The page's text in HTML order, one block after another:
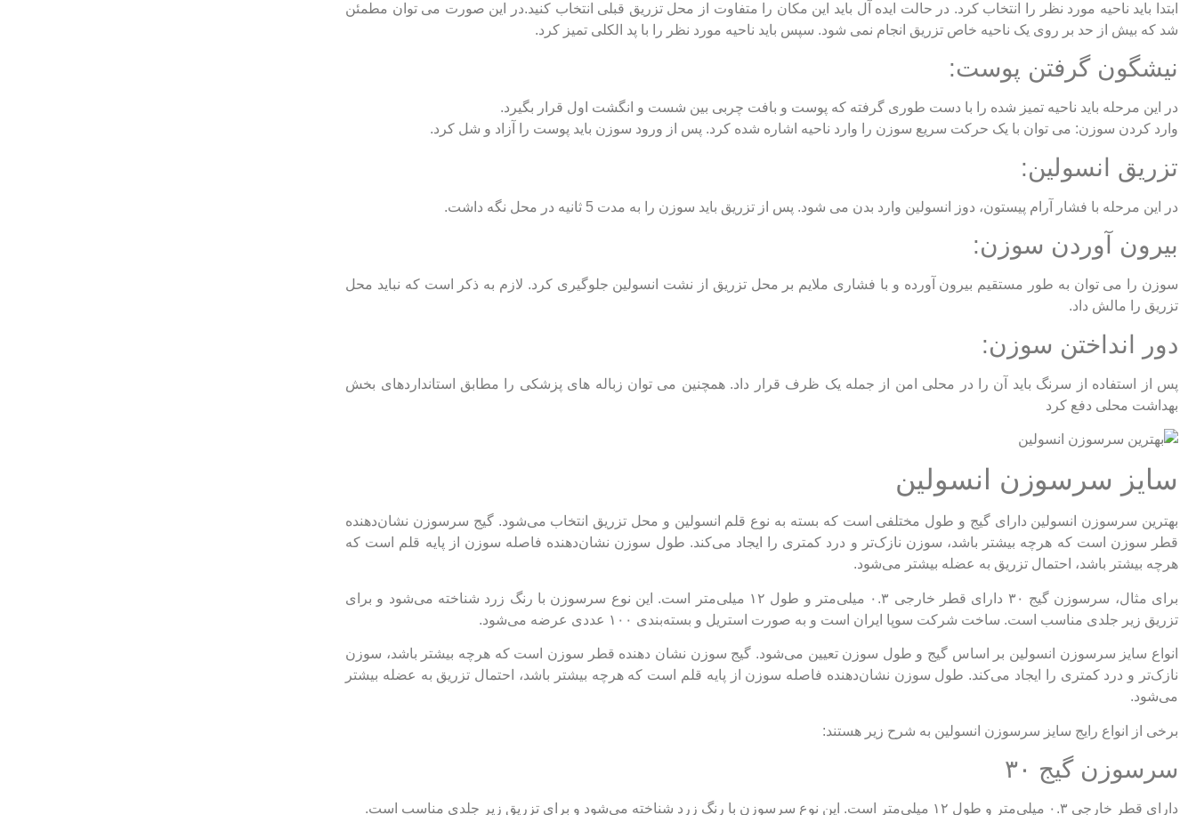
ابتدا باید ناحیه مورد نظر را انتخاب کرد. در حالت ایده آل باید این مکان را متفاوت از محل تزریق قبلی انتخاب کنید.در این صورت می توان مطمئن
شد که بیش از حد بر روی یک ناحیه خاص تزریق انجام نمی شود. سپس باید ناحیه مورد نظر را با پد الکلی تمیز کرد.
نیشگون گرفتن پوست:
در این مرحله باید ناحیه تمیز شده را با دست طوری گرفته که پوست و بافت چربی بین شست و انگشت اول قرار بگیرد.
وارد کردن سوزن: می توان با یک حرکت سریع سوزن را وارد ناحیه اشاره شده کرد. پس از ورود سوزن باید پوست را آزاد و شل کرد.
تزریق انسولین:
در این مرحله با فشار آرام پیستون، دوز انسولین وارد بدن می شود. پس از تزریق باید سوزن را به مدت 5 ثانیه در محل نگه داشت.
بیرون آوردن سوزن:
سوزن را می توان به طور مستقیم بیرون آورده و با فشاری ملایم بر محل تزریق از نشت انسولین جلوگیری کرد. لازم به ذکر است که نباید محل
تزریق را مالش داد.
دور انداختن سوزن:
پس از استفاده از سرنگ باید آن را در محلی امن از جمله یک ظرف قرار داد. همچنین می توان زباله های پزشکی را مطابق استانداردهای بخش
بهداشت محلی دفع کرد
سایز سرسوزن انسولین
بهترین سرسوزن انسولین دارای گیج و طول مختلفی است که بسته به نوع قلم انسولین و محل تزریق انتخاب می‌شود. گیج سرسوزن نشان‌دهنده
قطر سوزن است که هرچه بیشتر باشد، سوزن نازک‌تر و درد کمتری را ایجاد می‌کند. طول سوزن نشان‌دهنده فاصله سوزن از پایه قلم است که
هرچه بیشتر باشد، احتمال تزریق به عضله بیشتر می‌شود.
برای مثال، سرسوزن گیج ۳۰ دارای قطر خارجی ۰.۳ میلی‌متر و طول ۱۲ میلی‌متر است. این نوع سرسوزن با رنگ زرد شناخته می‌شود و برای
تزریق زیر جلدی مناسب است. ساخت شرکت سوپا ایران است و به صورت استریل و بسته‌بندی ۱۰۰ عددی عرضه می‌شود.
انواع سایز سرسوزن انسولین بر اساس گیج و طول سوزن تعیین می‌شود. گیج سوزن نشان ‌دهنده قطر سوزن است که هرچه بیشتر باشد، سوزن
نازک‌تر و درد کمتری را ایجاد می‌کند. طول سوزن نشان‌دهنده فاصله سوزن از پایه قلم است که هرچه بیشتر باشد، احتمال تزریق به عضله بیشتر
می‌شود.
برخی از انواع رایج سایز سرسوزن انسولین به شرح زیر هستند:
سرسوزن گیج ۳۰
دارای قطر خارجی ۰.۳ میلی‌متر و طول ۱۲ میلی‌متر است. این نوع سرسوزن با رنگ زرد شناخته می‌شود و برای تزریق زیر جلدی مناسب است.